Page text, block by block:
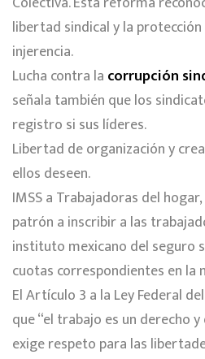
libertad sindical y la
injerencia.
Lucha contra la corrupción
señala también que los
registro si sus líderes.
Libertad de organización y
ellos deseen.
IMSS a Trabajadoras del
patrón a inscribir a las
instituto mexicano del seguro
cuotas correspondientes en la
El Artículo 3 a la Ley Federal
que “el trabajo es un derecho
exige respeto para las